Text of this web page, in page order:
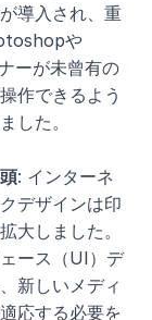
導入され、重
や
ーが未曾有の
作できるよう
した。
: インターネ
デザインは印
大しました。
ース（UI）デ
新しいメディ
応する必要を